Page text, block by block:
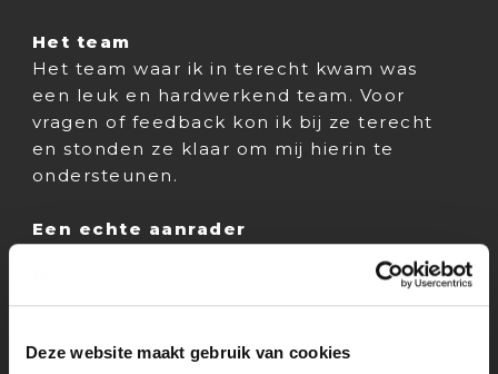
Deze website maakt gebruik van cookies
Het team
Het team waar ik in terecht kwam was
een leuk en hardwerkend team. Voor
vragen of feedback kon ik bij ze terecht
en stonden ze klaar om mij hierin te
ondersteunen.
Een echte aanrader
Terugkijkend op de stage heb ik een erg
leuke tijd gehad. Ik vond het vooral leuk
om continu bezig te zijn in het werkveld
uit te mogen voeren. Ik raad een stage bij